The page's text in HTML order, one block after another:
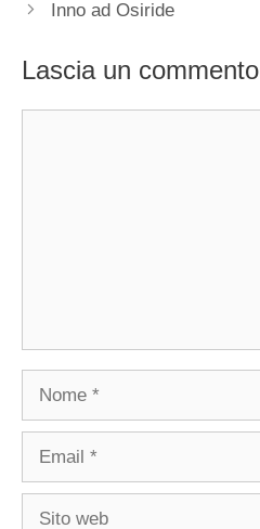
Inno ad Osiride
Lascia un commento